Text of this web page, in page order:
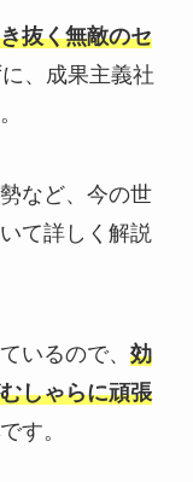
抜く無敵のセ
、成果主義社
など、今の世
て詳しく解説
いるので、 効
しゃらに頑張
です。